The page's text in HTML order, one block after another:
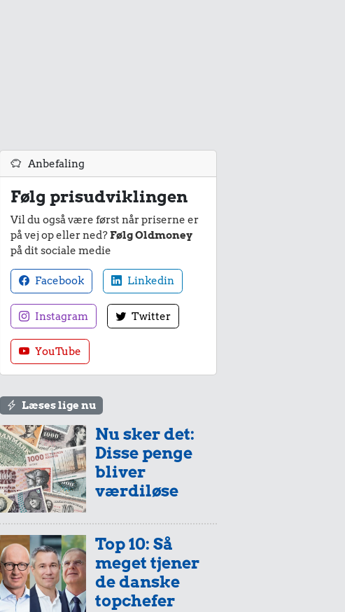
Anbefaling
Følg prisudviklingen
Vil du også være først når priserne er
på vej op eller ned?Følg Oldmoney
på dit sociale medie
Facebook Linkedin
Instagram Twitter
YouTube
Læses lige nu
Nu sker det:
Disse penge
bliver
værdiløse
Top 10: Så
meget tjener
de danske
topchefer